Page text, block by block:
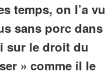
temps, on l’a vu
sans porc dans
sur le droit du
» comme il le